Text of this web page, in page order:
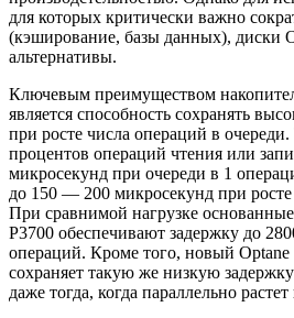
для которых критически важно
(кэширование, базы данных), диски
альтернативы.
Ключевым преимуществом
является способность сохранять
при росте числа операций в
процентов операций чтения или
микросекунд при очереди в 1
до 150 — 200 микросекунд при
При сравнимой нагрузке
P3700 обеспечивают задержку до
операций. Кроме того, новый
сохраняет такую же низкую
даже тогда, когда параллельно